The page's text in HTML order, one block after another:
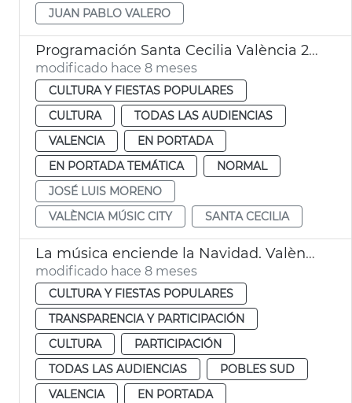
JUAN PABLO VALERO
Programación Santa Cecilia València 2025
modificado hace 8 meses
CULTURA Y FIESTAS POPULARES
CULTURA
TODAS LAS AUDIENCIAS
VALENCIA
EN PORTADA
EN PORTADA TEMÁTICA
NORMAL
JOSÉ LUIS MORENO
VALÈNCIA MÚSIC CITY
SANTA CECILIA
La música enciende la Navidad. València
modificado hace 8 meses
CULTURA Y FIESTAS POPULARES
TRANSPARENCIA Y PARTICIPACIÓN
CULTURA
PARTICIPACIÓN
TODAS LAS AUDIENCIAS
POBLES SUD
VALENCIA
EN PORTADA